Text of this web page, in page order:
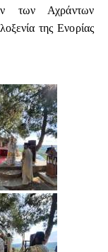
των Αχράντων
της Ενορίας